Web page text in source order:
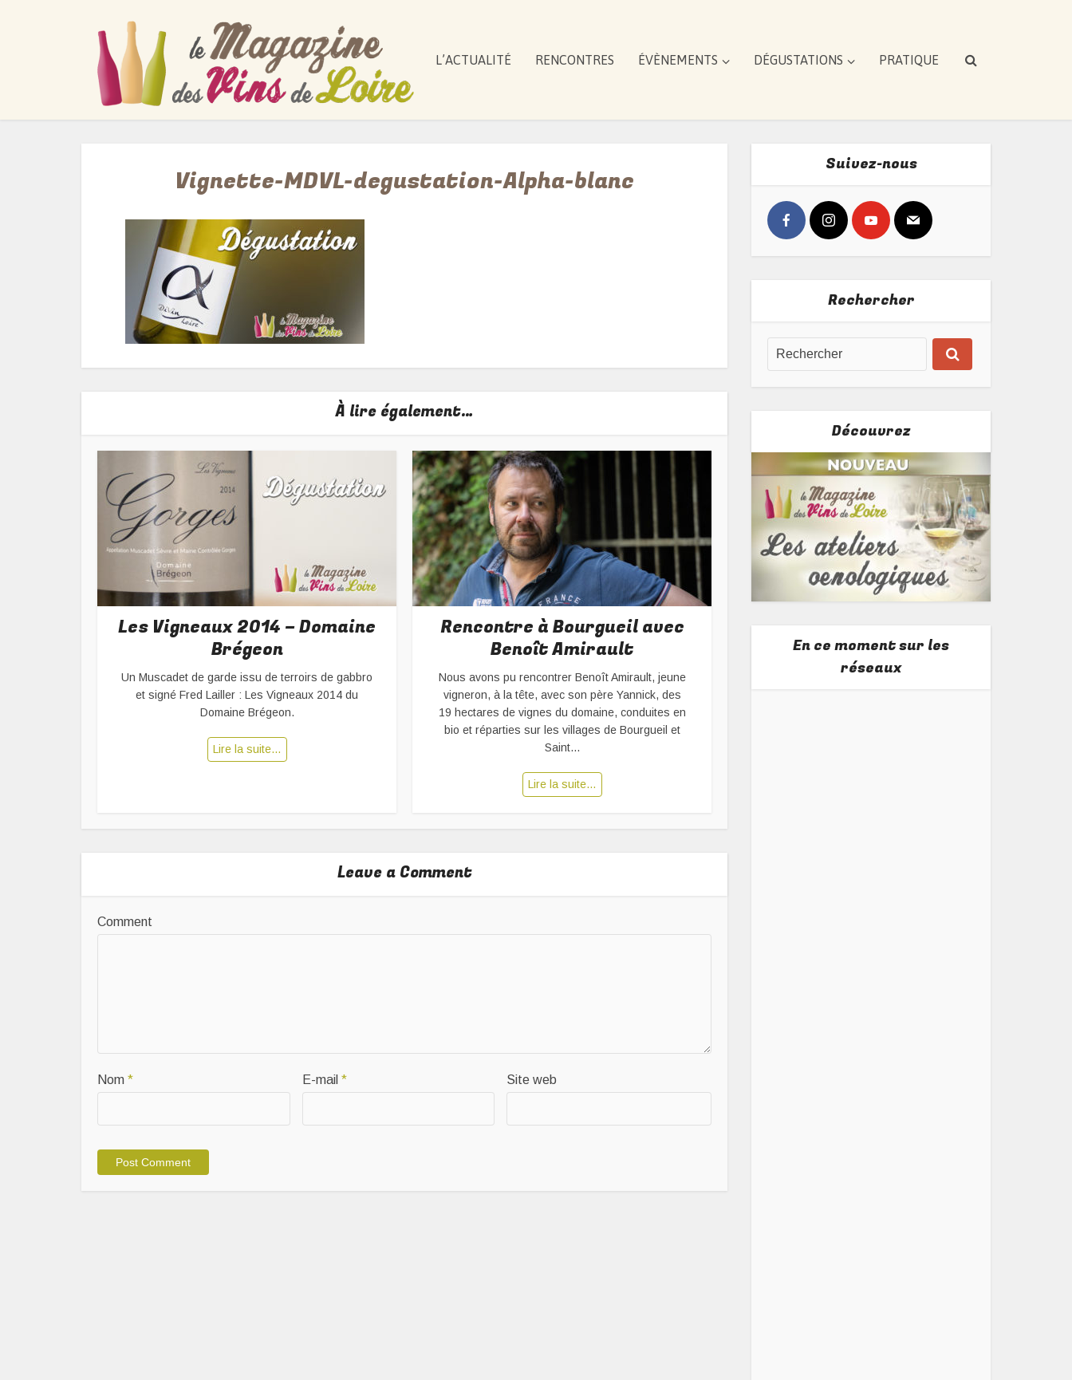
L’ACTUALITÉ RENCONTRES ÉVÈNEMENTS DÉGUSTATIONS PRATIQUE
Vignette-MDVL-degustation-Alpha-blanc
À lire également…
Les Vigneaux 2014 – Domaine
Brégeon
Un Muscadet de garde issu de terroirs de gabbro
et signé Fred Lailler : Les Vigneaux 2014 du
Domaine Brégeon.
Lire la suite…
Rencontre à Bourgueil avec
Benoît Amirault
Nous avons pu rencontrer Benoît Amirault, jeune
vigneron, à la tête, avec son père Yannick, des
19 hectares de vignes du domaine, conduites en
bio et réparties sur les villages de Bourgueil et
Saint...
Lire la suite…
Leave a Comment
Comment
Nom * E-mail * Site web
Suivez-nous
Rechercher
Découvrez
En ce moment sur les
réseaux